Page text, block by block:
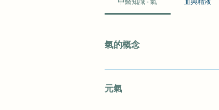
中醫知識 - 氣 血與精液
氣的概念
氣是構成人體和維持人體生命活
行，無不依賴于氣的生理效應。
元氣